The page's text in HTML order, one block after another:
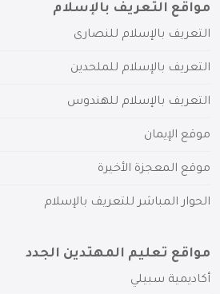
مواقع التعريف بالإسلام
التعريف بالإسلام للنصارى
التعريف بالإسلام للملحدين
التعريف بالإسلام للهندوس
موقع الإيمان
موقع المعجزة الأخيرة
الحوار المباشر للتعريف بالإسلام
مواقع تعليم المهتدين الجدد
أكاديمية سبيلي